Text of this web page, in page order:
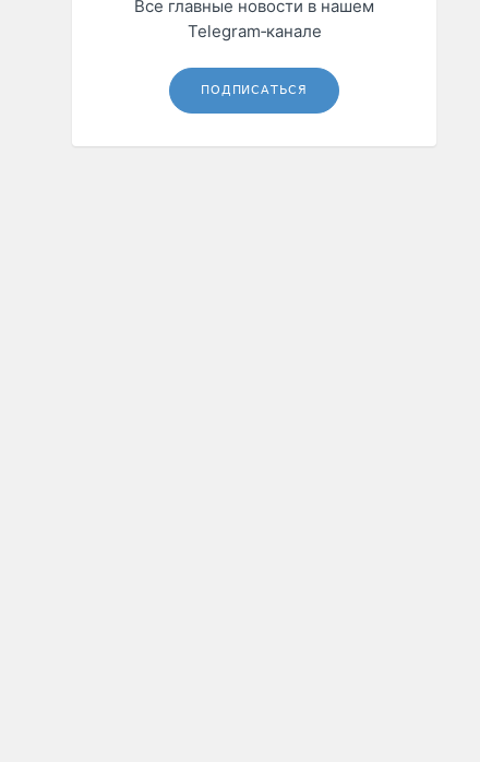
Все главные новости в нашем
Telegram‑канале
ПОДПИСАТЬСЯ